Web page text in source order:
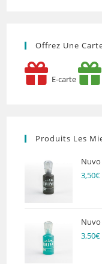
Offrez Une
E-carte
Produits Les
Nuvo
3,50€
Nuvo
3,50€